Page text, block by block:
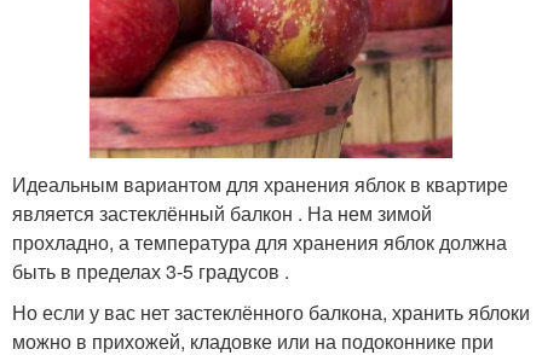
Идеальным вариантом для хранения яблок в квартире
является застеклённый балкон . На нем зимой
прохладно, а температура для хранения яблок должна
быть в пределах 3-5 градусов .
Но если у вас нет застеклённого балкона, хранить яблоки
можно в прихожей, кладовке или на подоконнике при